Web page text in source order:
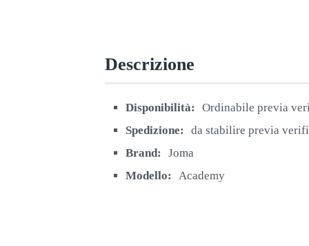
Descrizione
Disponibilità:
Ordinabile previa
Spedizione:
da stabilire previa
Brand:
Joma
Modello:
Academy